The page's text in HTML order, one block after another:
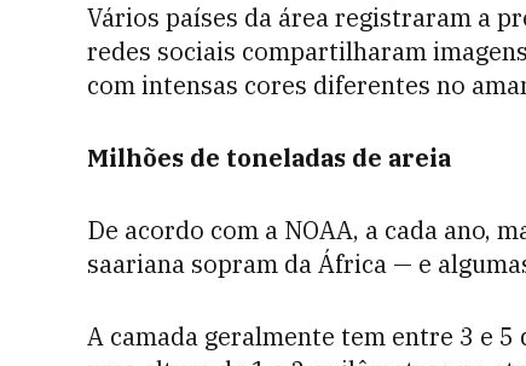
Vários países da área registraram a
redes sociais compartilharam
com intensas cores diferentes no
Milhões de toneladas de areia
De acordo com a NOAA, a cada ano,
saariana sopram da África — e
A camada geralmente tem entre 3 e